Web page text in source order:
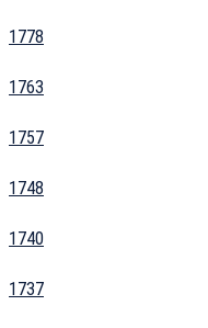
1778
1763
1757
1748
1740
1737